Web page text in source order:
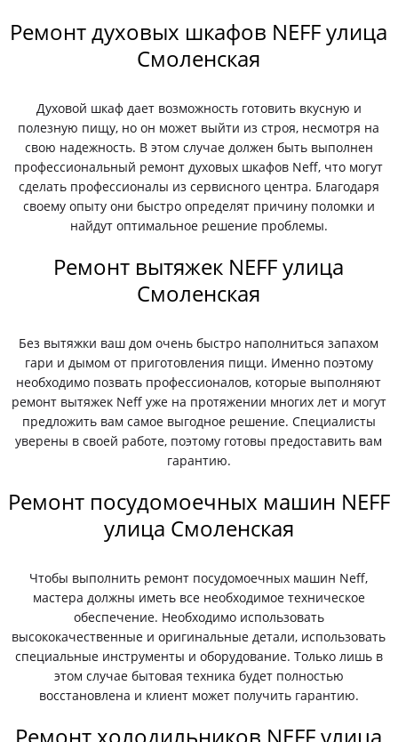
Ремонт духовых шкафов NEFF улица
Смоленская
Духовой шкаф дает возможность готовить вкусную и
полезную пищу, но он может выйти из строя, несмотря на
свою надежность. В этом случае должен быть выполнен
профессиональный ремонт духовых шкафов Neff, что могут
сделать профессионалы из сервисного центра. Благодаря
своему опыту они быстро определят причину поломки и
найдут оптимальное решение проблемы.
Ремонт вытяжек NEFF улица
Смоленская
Без вытяжки ваш дом очень быстро наполниться запахом
гари и дымом от приготовления пищи. Именно поэтому
необходимо позвать профессионалов, которые выполняют
ремонт вытяжек Neff уже на протяжении многих лет и могут
предложить вам самое выгодное решение. Специалисты
уверены в своей работе, поэтому готовы предоставить вам
гарантию.
Ремонт посудомоечных машин NEFF
улица Смоленская
Чтобы выполнить ремонт посудомоечных машин Neff,
мастера должны иметь все необходимое техническое
обеспечение. Необходимо использовать
высококачественные и оригинальные детали, использовать
специальные инструменты и оборудование. Только лишь в
этом случае бытовая техника будет полностью
восстановлена и клиент может получить гарантию.